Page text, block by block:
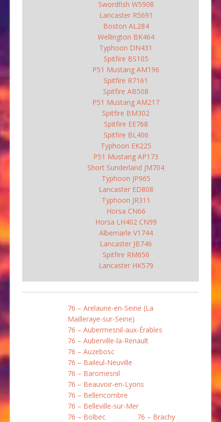
Swordfish W5908
Lancaster R5691
Boston AL284
Wellington BK464
Typhoon DN431
Spitfire BS105
P51 Mustang AM196
Spitfire R7161
Spitfire AB508
P51 Mustang AM217
Spitfire BM302
Spitfire EE768
Spitfire BL406
Typhoon EK225
P51 Mustang AP173
Short Sunderland JM704
Typhoon JP965
Lancaster ED808
Typhoon JR311
Horsa CN66
Horsa LH402 CN99
Albemarle V1744
Lancaster JB746
Spitfire RM656
Lancaster HK579
76 – Arelaune-en-Seine (La
Mailleraye-sur-Seine)
76 – Aubermesnil-aux-Érables
76 – Auberville-la-Renault
76 – Auzebosc
76 – Baileul-Neuville
76 – Baromesnil
76 – Beauvoir-en-Lyons
76 – Bellencombre
76 – Belleville-sur-Mer
76 – Bolbec
76 – Brachy